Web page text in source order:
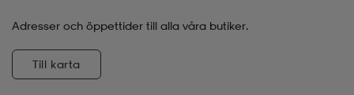
Adresser och öppettider till alla våra butiker.
Till karta